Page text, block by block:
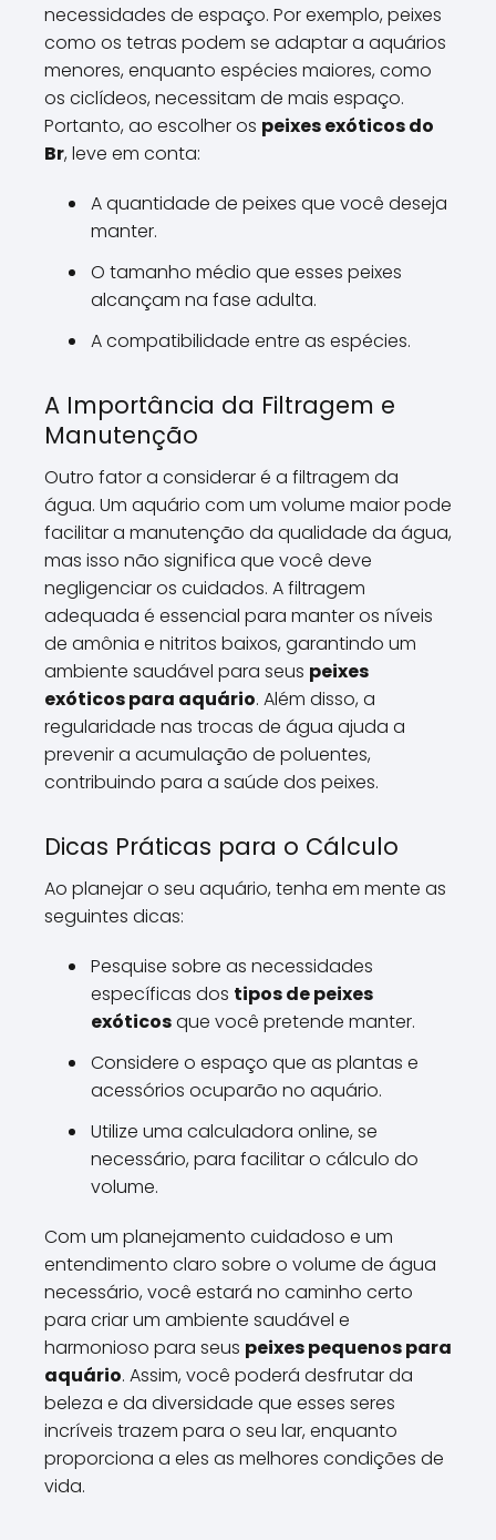
necessidades de espaço. Por exemplo, peixes
como os tetras podem se adaptar a aquários
menores, enquanto espécies maiores, como
os ciclídeos, necessitam de mais espaço.
Portanto, ao escolher os peixes exóticos do
Br, leve em conta:
A quantidade de peixes que você deseja
manter.
O tamanho médio que esses peixes
alcançam na fase adulta.
A compatibilidade entre as espécies.
A Importância da Filtragem e
Manutenção
Outro fator a considerar é a filtragem da
água. Um aquário com um volume maior pode
facilitar a manutenção da qualidade da água,
mas isso não significa que você deve
negligenciar os cuidados. A filtragem
adequada é essencial para manter os níveis
de amônia e nitritos baixos, garantindo um
ambiente saudável para seus peixes
exóticos para aquário. Além disso, a
regularidade nas trocas de água ajuda a
prevenir a acumulação de poluentes,
contribuindo para a saúde dos peixes.
Dicas Práticas para o Cálculo
Ao planejar o seu aquário, tenha em mente as
seguintes dicas:
Pesquise sobre as necessidades
específicas dos tipos de peixes
exóticosque você pretende manter.
Considere o espaço que as plantas e
acessórios ocuparão no aquário.
Utilize uma calculadora online, se
necessário, para facilitar o cálculo do
volume.
Com um planejamento cuidadoso e um
entendimento claro sobre o volume de água
necessário, você estará no caminho certo
para criar um ambiente saudável e
harmonioso para seus peixes pequenos para
aquário. Assim, você poderá desfrutar da
beleza e da diversidade que esses seres
incríveis trazem para o seu lar, enquanto
proporciona a eles as melhores condições de
vida.